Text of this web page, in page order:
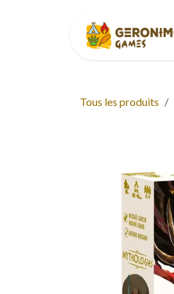
Tous les produits